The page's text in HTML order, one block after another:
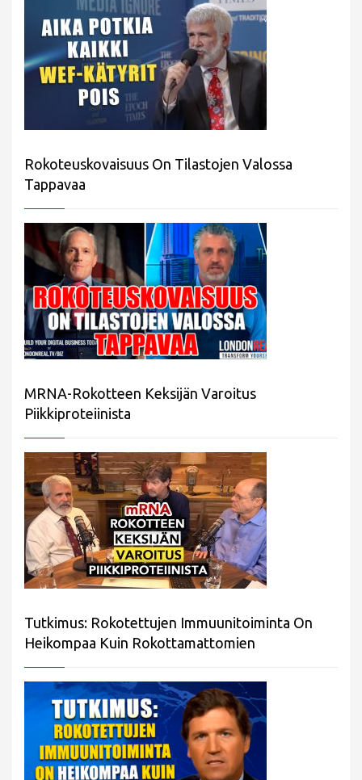
Rokoteuskovaisuus On Tilastojen Valossa
Tappavaa
MRNA-Rokotteen Keksijän Varoitus
Piikkiproteiinista
Tutkimus: Rokotettujen Immuunitoiminta On
Heikompaa Kuin Rokottamattomien